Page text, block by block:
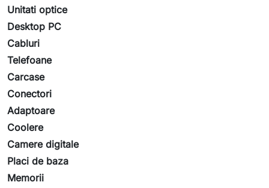
Unitati optice
Desktop PC
Cabluri
Telefoane
Carcase
Conectori
Adaptoare
Coolere
Camere digitale
Placi de baza
Memorii